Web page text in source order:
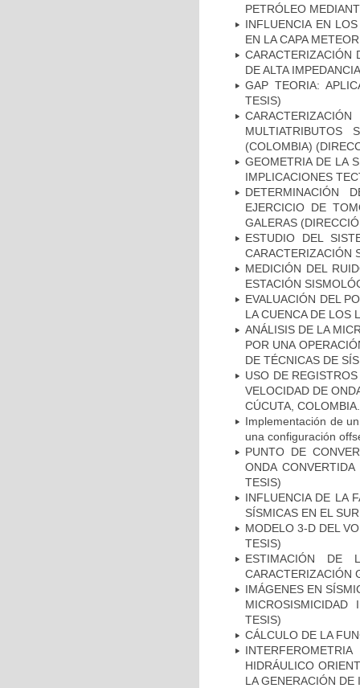
PETRÓLEO
INFLUENCIA EN
EN LA CAPA
CARACTERIZACIÓN
DE ALTA
GAP TEORIA:
TESIS)
(COLOMBIA)
GEOMETRIA DE LA
IMPLICACIONES
DETERMINACIÓN
EJERCICIO DE
GALERAS
ESTUDIO DEL
CARACTERIZACIÓN
MEDICIÓN DEL
ESTACIÓN
EVALUACIÓN DEL
LA CUENCA DE LOS
ANÁLISIS DE LA
POR UNA
DE TÉCNICAS DE
USO DE
VELOCIDAD DE
CÚCUTA,
Implementación de
una configuración
PUNTO DE
ONDA
TESIS)
INFLUENCIA DE LA
SÍSMICAS EN EL
MODELO 3-D DEL
TESIS)
ESTIMACIÓN DE
CARACTERIZACIÓN
IMÁGENES EN
MICROSISMICIDAD
TESIS)
CÁLCULO DE LA
HIDRÁULICO
LA GENERACIÓN